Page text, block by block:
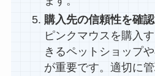
購入先の信頼性を確
ピンクマウスを購入
きるペットショップ
が重要です。適切に